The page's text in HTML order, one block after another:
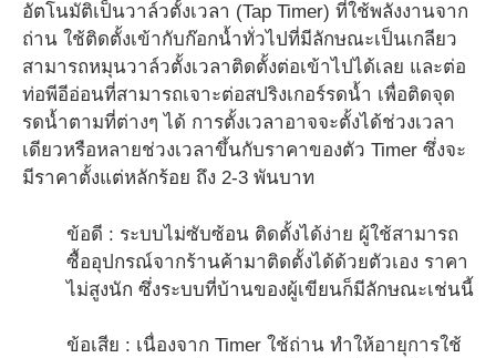
อัตโนมัติเป็นวาล์วตั้งเวลา (Tap Timer) ที่ใช้พลังงานจาก
ถ่าน ใช้ติดตั้งเข้ากับก๊อกน้ำทั่วไปที่มีลักษณะเป็นเกลียว
สามารถหมุนวาล์วตั้งเวลาติดตั้งต่อเข้าไปได้เลย และต่อ
ท่อพีอีอ่อนที่สามารถเจาะต่อสปริงเกอร์รดน้ำ เพื่อติดจุด
รดน้ำตามที่ต่างๆ ได้ การตั้งเวลาอาจจะตั้งได้ช่วงเวลา
เดียวหรือหลายช่วงเวลาขึ้นกับราคาของตัว Timer ซึ่งจะ
มีราคาตั้งแต่หลักร้อย ถึง 2-3 พันบาท
ข้อดี : ระบบไม่ซับซ้อน ติดตั้งได้ง่าย ผู้ใช้สามารถ
ซื้ออุปกรณ์จากร้านค้ามาติดตั้งได้ด้วยตัวเอง ราคา
ไม่สูงนัก ซึ่งระบบที่บ้านของผู้เขียนก็มีลักษณะเช่นนี้
ข้อเสีย : เนื่องจาก Timer ใช้ถ่าน ทำให้อายุการใช้